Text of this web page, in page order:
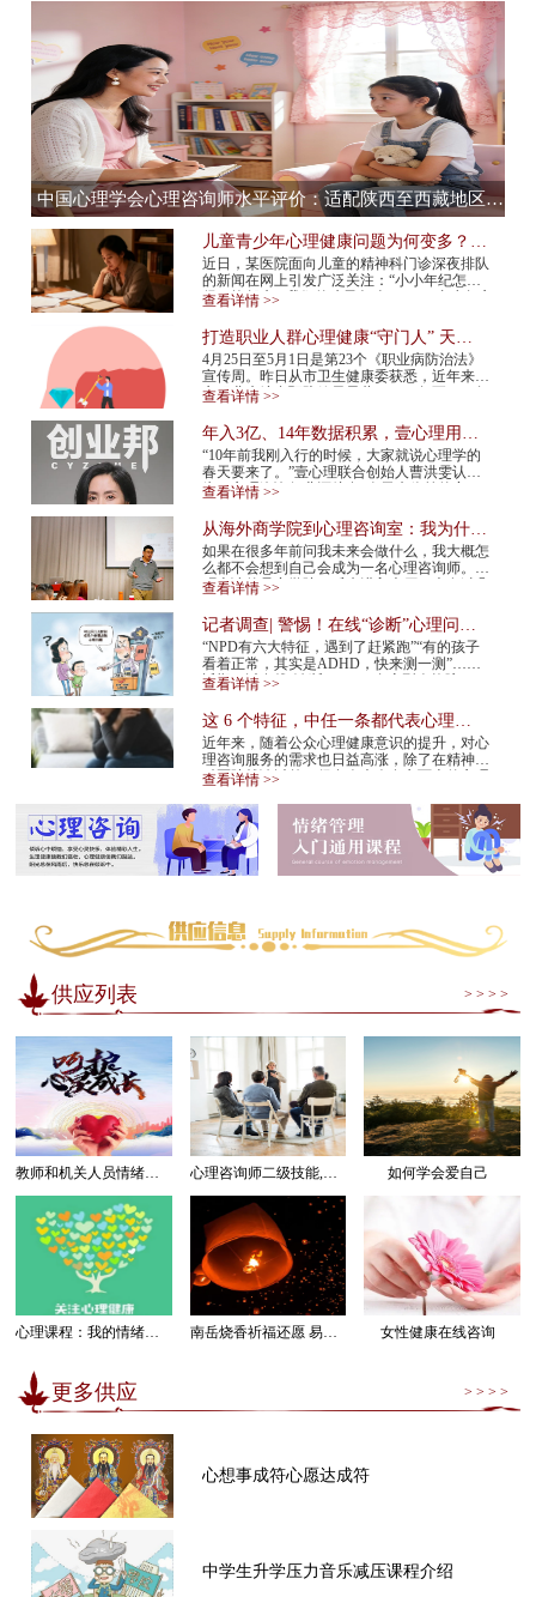
中国心理学会心理咨询师水平评价：适配陕西至西藏地区，心理咨询师水平评价全流程服务提供商
儿童青少年心理健康问题为何变多？应
该如何预防？
近日，某医院面向儿童的精神科门诊深夜排队
的新闻在网上引发广泛关注：“小小年纪怎么
得了抑郁症”“我们的孩子怎么了”……青少年心
查看详情 >>
打造职业人群心理健康“守门人” 天津
市职业人群心理咨询平台上线
4月25日至5月1日是第23个《职业病防治法》
宣传周。昨日从市卫生健康委获悉，近年来我
市职业病综合预防效果显著，2015年至2024年
2024年...
查看详情 >>
年入3亿、14年数据积累，壹心理用AI
打造心理服务行业“小怪兽”
“10年前我刚入行的时候，大家就说心理学的
春天要来了。”壹心理联合创始人曹洪雯认
为，心理咨询行业还处在“春天来临前的寒
标准...
查看详情 >>
从海外商学院到心理咨询室：我为什么
在34岁决定转行
如果在很多年前问我未来会做什么，我大概怎
么都不会想到自己会成为一名心理咨询师。我
硕士读的是商学院。后来进入大厂，也有过几
常、...
查看详情 >>
记者调查| 警惕！在线“诊断”心理问
题，越治越病！
“NPD有六大特征，遇到了赶紧跑”“有的孩子
看着正常，其实是ADHD，快来测一测”……
近期，以在线“诊断”NPD（自恋型人格障
的视频在网...
查看详情 >>
这 6 个特征，中任一条都代表心理咨
询师不靠谱！赶紧换
近年来，随着公众心理健康意识的提升，对心
理咨询服务的需求也日益高涨，除了在精神专
科医院就诊以外，很多人也会在市面上的心理
备...
查看详情 >>
供应列表 > > > >
如何学会爱自己
南岳烧香祈福还愿 易经卜卦算命求运 女性健康在线咨询
更多供应 > > > >
心想事成符心愿达成符
中学生升学压力音乐减压课程介绍